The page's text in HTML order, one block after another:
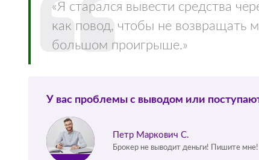
«Я старался вывести средства
как повод, чтобы не возвращать
большом проигрыше.»
У вас проблемы с выводом или
Петр Маркович С.
Брокер не выводит деньги! Пишите мне!